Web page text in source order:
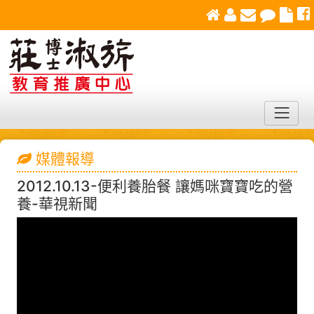
媒體報導
2012.10.13-便利養胎餐 讓媽咪寶寶吃的營
養-華視新聞